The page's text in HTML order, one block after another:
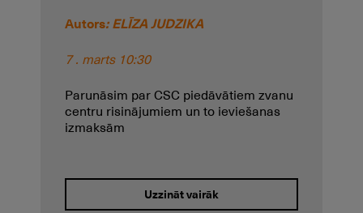
Autors: ELĪZA JUDZIKA
7 . marts 10:30
Parunāsim par CSC piedāvātiem zvanu
centru risinājumiem un to ieviešanas
izmaksām
Uzzināt vairāk